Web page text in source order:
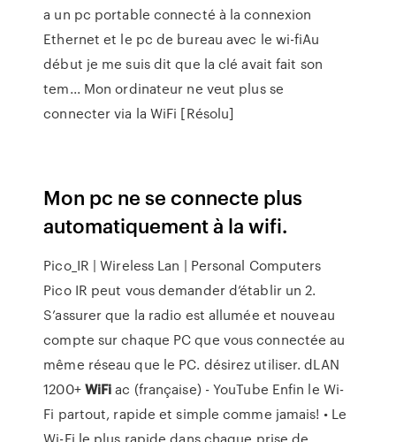
a un pc portable connecté à la connexion
Ethernet et le pc de bureau avec le wi-fiAu
début je me suis dit que la clé avait fait son
tem... Mon ordinateur ne veut plus se
connecter via la WiFi [Résolu]
Mon pc ne se connecte plus
automatiquement à la wifi.
Pico_IR | Wireless Lan | Personal Computers
Pico IR peut vous demander d’établir un 2.
S’assurer que la radio est allumée et nouveau
compte sur chaque PC que vous connectée au
même réseau que le PC. désirez utiliser.dLAN
1200+WiFiac (française) - YouTube Enfin le Wi-
Fi partout, rapide et simple comme jamais! • Le
Wi-Fi le plus rapide dans chaque prise de